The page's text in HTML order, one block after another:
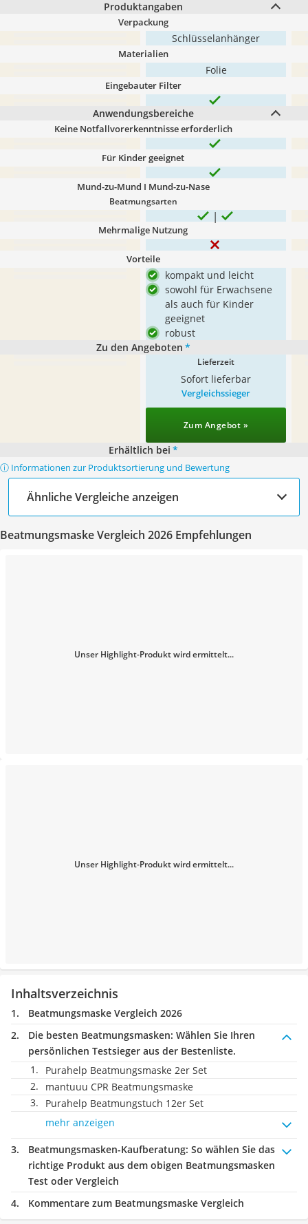
Produktangaben
Verpackung
Schlüsselanhänger
Materialien
Folie
Eingebauter Filter
Anwendungsbereiche
Keine Notfallvorerkenntnisse erforderlich
Für Kinder geeignet
Mund-zu-Mund I Mund-zu-Nase
Beatmungsarten
Mehrmalige Nutzung
Vorteile
kompakt und leicht
sowohl für Erwachsene
als auch für Kinder
geeignet
robust
Zu den Angeboten *
Lieferzeit
Sofort lieferbar
Vergleichssieger
Zum Angebot »
Erhältlich bei *
ⓘ Informationen zur Produktsortierung und Bewertung
Ähnliche Vergleiche anzeigen
Beatmungsmaske Vergleich 2026 Empfehlungen
Unser Highlight-Produkt wird ermittelt...
Unser Highlight-Produkt wird ermittelt...
Inhaltsverzeichnis
Beatmungsmaske Vergleich 2026
Die besten Beatmungsmasken: Wählen Sie Ihren
persönlichen Testsieger aus der Bestenliste.
Purahelp Beatmungsmaske 2er Set
mantuuu CPR Beatmungsmaske
Purahelp Beatmungstuch 12er Set
mehr anzeigen
Beatmungsmasken-Kaufberatung: So wählen Sie das
richtige Produkt aus dem obigen Beatmungsmasken
Test oder Vergleich
Kommentare zum Beatmungsmaske Vergleich